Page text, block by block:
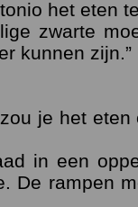
het eten
zwarte
kunnen zijn.”
je het
in een
De rampen